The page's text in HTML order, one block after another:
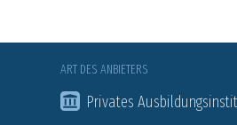
ART DES ANBIETERS
Privates